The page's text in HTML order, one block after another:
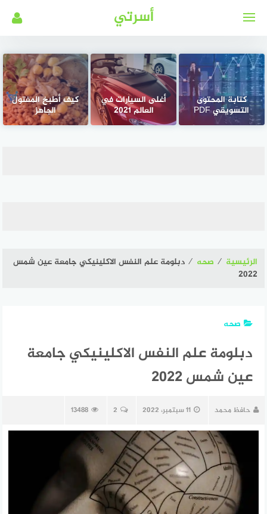
أسرتي
كتابة المحتوى
التسويقي PDF
أغلى السيارات في
العالم 2021
كيف أطبخ المفتول
الجاهز
الرئيسية ⁄ صحه ⁄ دبلومة علم النفس الاكلينيكي جامعة عين شمس
2022
صحه
دبلومة علم النفس الاكلينيكي جامعة
عين شمس 2022
حافظ محمد 11 سبتمبر، 2022 2
13488